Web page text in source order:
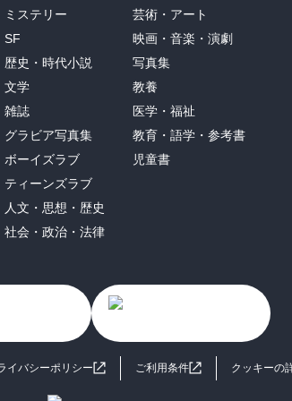
ミステリー
SF
歴史・時代小説
文学
雑誌
グラビア写真集
ボーイズラブ
ティーンズラブ
人文・思想・歴史
社会・政治・法律
芸術・アート
映画・音楽・演劇
写真集
教養
医学・福祉
教育・語学・参考書
児童書
イバシーポリシー ご利用条件 クッキーの